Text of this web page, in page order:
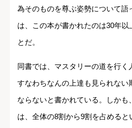
為そのものを尊ぶ姿勢について語
は、この本が書かれたのは30年以
とだ。
同書では、マスタリーの道を行く
すなわちなんの上達も見られない
ならないと書かれている。しかも
は、全体の8割から9割を占める